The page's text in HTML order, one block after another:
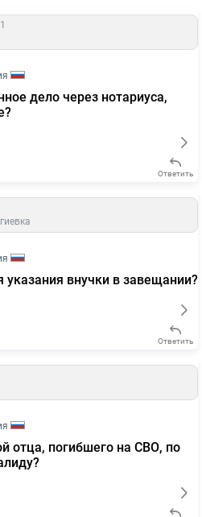
дело через нотариуса,
Ответить
внучки в завещании?
Ответить
отца, погибшего на СВО, по